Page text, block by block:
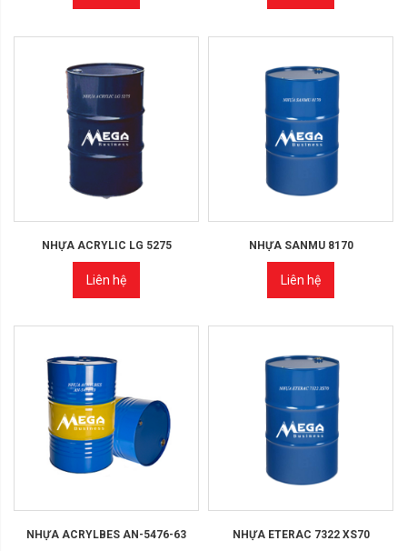
NHỰA ACRYLIC LG 5275
Liên hệ
NHỰA SANMU 8170
Liên hệ
NHỰA ACRYLBES AN-5476-63 NHỰA ETERAC 7322 XS70